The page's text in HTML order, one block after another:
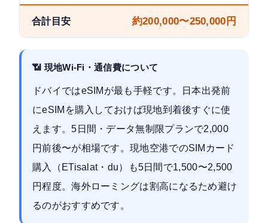
合計目安 約200,000〜250,000円
📶 現地Wi-Fi・通信費について
ドバイではeSIMが最も手軽です。日本出発前
にeSIMを購入しておけば現地到着後すぐに使
えます。5日間・データ無制限プランで2,000
円前後〜が相場です。現地空港でのSIMカード
購入（ETisalat・du）も5日間で1,500〜2,500
円程度。海外ローミングは割高になるため避け
るのがおすすめです。